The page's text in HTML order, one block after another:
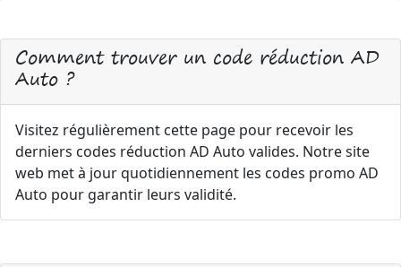
Comment trouver un code réduction AD
Auto ?
Visitez régulièrement cette page pour recevoir les
derniers codes réduction AD Auto valides. Notre site
web met à jour quotidiennement les codes promo AD
Auto pour garantir leurs validité.